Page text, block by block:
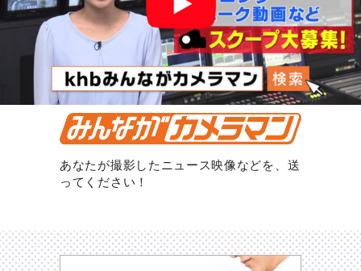
あなたが撮影したニュース映像などを、送
ってください！